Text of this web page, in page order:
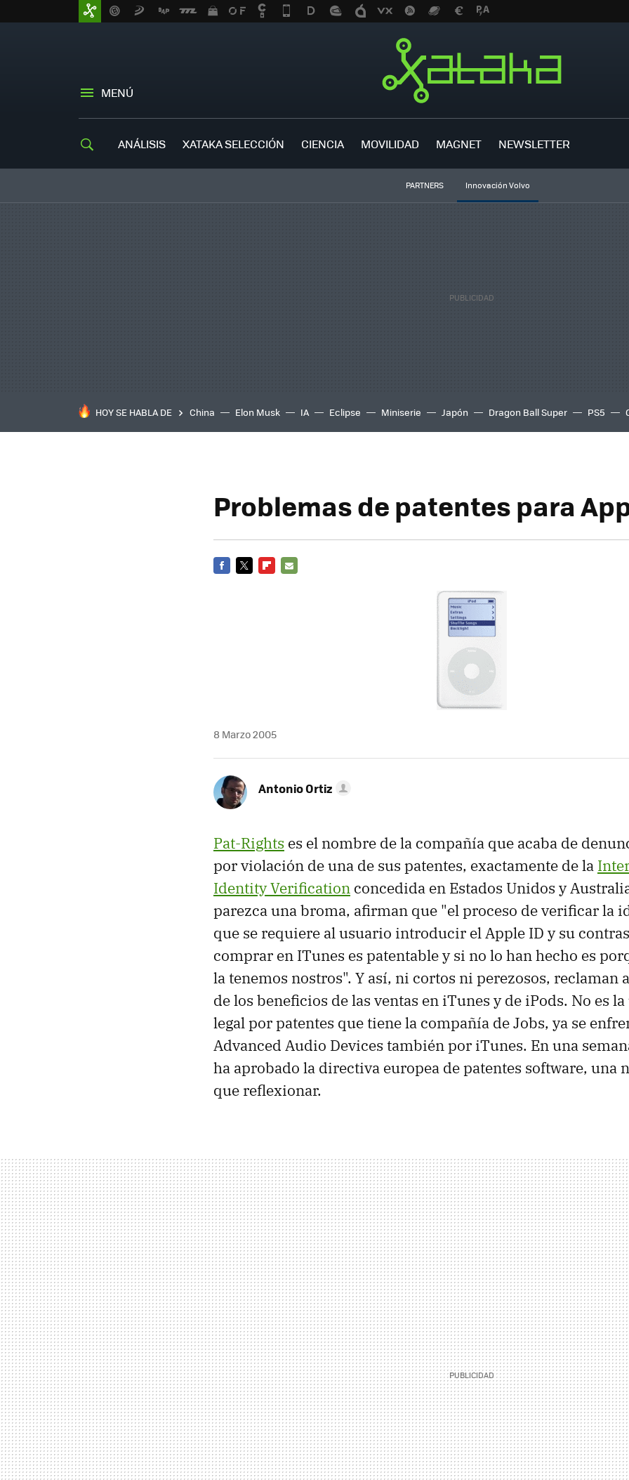
MENÚ
ANÁLISIS XATAKA SELECCIÓN CIENCIA MOVILIDAD MAGNET NEWSLETTER
PARTNERS Innovación Volvo
HOY SE HABLA DE China Elon Musk IA Eclipse Miniserie Japón Dragon Ball Super PS5
Problemas de patentes para
8 Marzo 2005
Antonio Ortiz
Pat-Rights es el nombre de la compañía que acaba de
por violación de una de sus patentes, exactamente de la
Identity Verification concedida en Estados Unidos y
parezca una broma, afirman que "el proceso de verificar la
que se requiere al usuario introducir el Apple ID y su
comprar en ITunes es patentable y si no lo han hecho es
la tenemos nostros". Y así, ni cortos ni perezosos, reclaman
de los beneficios de las ventas en iTunes y de iPods. No es
legal por patentes que tiene la compañía de Jobs, ya se
Advanced Audio Devices también por iTunes. En una
ha aprobado la directiva europea de patentes software, una
que reflexionar.